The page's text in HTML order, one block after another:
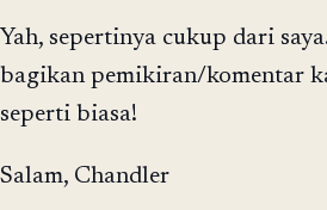
Yah, sepertinya cukup dari
bagikan pemikiran/komentar
seperti biasa!
Salam, Chandler